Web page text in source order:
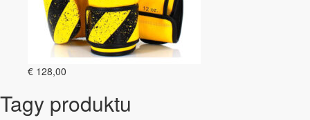
€ 128,00
Tagy produktu